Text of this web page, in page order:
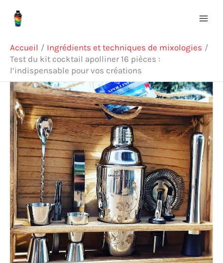
Accueil
Ingrédients et techniques de mixologies
Test du kit cocktail apolliner 16 pièces :
l’indispensable pour vos créations
Rechercher